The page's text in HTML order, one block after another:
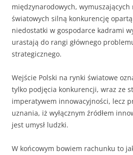
międzynarodowych, wymuszających
światowych silną konkurencję
niedostatki w gospodarce kadrami
urastają do rangi głównego
strategicznego.
Wejście Polski na rynki światowe
tylko podjęcia konkurencji, wraz ze
imperatywem innowacyjności, lecz
uznania, iż wyłącznym źródłem
jest umysł ludzki.
W końcowym bowiem rachunku to